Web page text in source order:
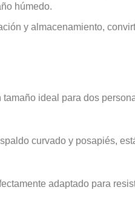
húmedo.
y almacenamiento,
ideal para dos
curvado y posapiés,
adaptado para